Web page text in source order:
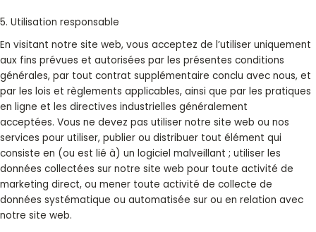
5. Utilisation responsable
En visitant notre site web, vous acceptez de l’utiliser uniquement
aux fins prévues et autorisées par les présentes conditions
générales, par tout contrat supplémentaire conclu avec nous, et
par les lois et règlements applicables, ainsi que par les pratiques
en ligne et les directives industrielles généralement
acceptées. Vous ne devez pas utiliser notre site web ou nos
services pour utiliser, publier ou distribuer tout élément qui
consiste en (ou est lié à) un logiciel malveillant ; utiliser les
données collectées sur notre site web pour toute activité de
marketing direct, ou mener toute activité de collecte de
données systématique ou automatisée sur ou en relation avec
notre site web.